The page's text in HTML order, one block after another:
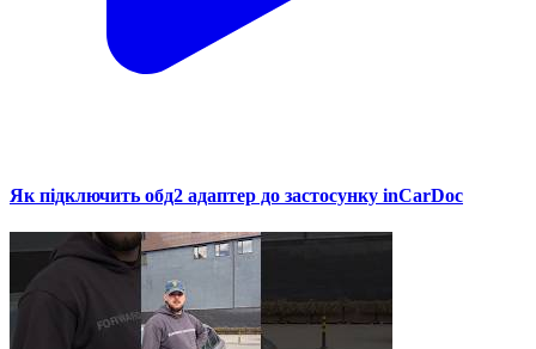
Як підключить обд2 адаптер до застосунку inCarDoc